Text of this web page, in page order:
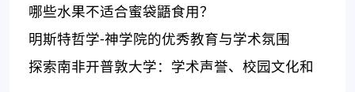
哪些水果不适合蜜袋鼯食用？
明斯特哲学-神学院的优秀教育与学术氛围
探索南非开普敦大学：学术声誉、校园文化和